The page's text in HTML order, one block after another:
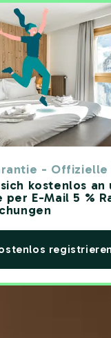
- Offizielle
kostenlos an
per E-Mail 5 %
registrieren
Hotels in